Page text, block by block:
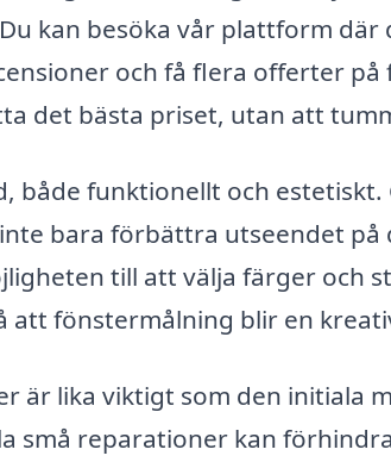
kan besöka vår plattform där
och få flera offerter
det bästa priset, utan att
både funktionellt och
bara förbättra utseendet på
till att välja färger och
fönstermålning blir en
är lika viktigt som den initiala
små reparationer kan